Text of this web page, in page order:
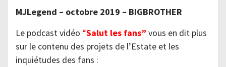
MJLegend – octobre 2019 – BIGBROTHER
Le podcast vidéo “Salut les fans” vous en dit plus
sur le contenu des projets de l’Estate et les
inquiétudes des fans :